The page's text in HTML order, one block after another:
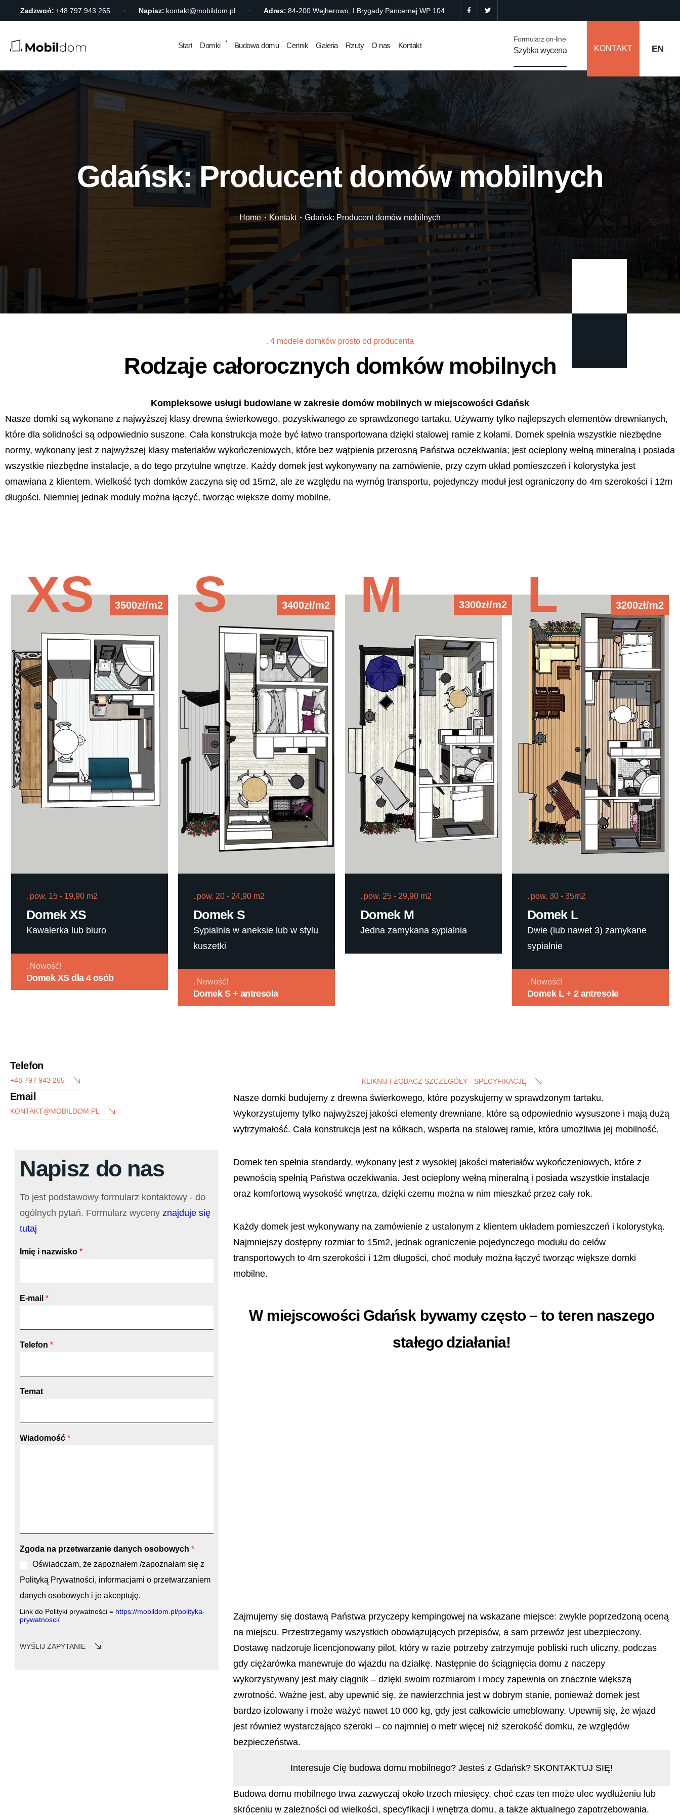
Zadzwoń: +48 797 943 265 Napisz: kontakt@mobildom.pl Adres: 84-200 Wejherowo, I Brygady Pancernej WP 104
Start Domki Budowa domu Cennik Galeria Rzuty O nas Kontakt
Formularz on-line
Szybka wycena KONTAKT
Gdańsk: Producent domów mobilnych
Home Kontakt Gdańsk: Producent domów mobilnych
4 modele domków prosto od producenta
Rodzaje całorocznych domków mobilnych
Kompleksowe usługi budowlane w zakresie domów mobilnych w miejscowości Gdańsk
Nasze domki są wykonane z najwyższej klasy drewna świerkowego, pozyskiwanego ze sprawdzonego tartaku. Używamy tylko najlepszych elementów drewnianych,
które dla solidności są odpowiednio suszone. Cała konstrukcja może być łatwo transportowana dzięki stalowej ramie z kołami. Domek spełnia wszystkie niezbędne
normy, wykonany jest z najwyższej klasy materiałów wykończeniowych, które bez wątpienia przerosną Państwa oczekiwania; jest ocieplony wełną mineralną i posiada
wszystkie niezbędne instalacje, a do tego przytulne wnętrze. Każdy domek jest wykonywany na zamówienie, przy czym układ pomieszczeń i kolorystyka jest
omawiana z klientem. Wielkość tych domków zaczyna się od 15m2, ale ze względu na wymóg transportu, pojedynczy moduł jest ograniczony do 4m szerokości i 12m
długości. Niemniej jednak moduły można łączyć, tworząc większe domy mobilne.
XS 3500zł/m2
pow. 15 - 19,90 m2
Domek XS
Kawalerka lub biuro
Nowość!
Domek XS dla 4 osób
S 3400zł/m2
pow. 20 - 24,90 m2
Domek S
Sypialnia w aneksie lub w stylu
kuszetki
Nowość!
Domek S + antresola
M 3300zł/m2
pow. 25 - 29,90 m2
Domek M
Jedna zamykana sypialnia
L 3200zł/m2
pow. 30 - 35m2
Domek L
Dwie (lub nawet 3) zamykane
sypialnie
Nowość!
Domek L + 2 antresole
Telefon
+48 797 943 265
Email
KONTAKT@MOBILDOM.PL
Napisz do nas
To jest podstawowy formularz kontaktowy - do
ogólnych pytań. Formularz wyceny znajduje się
tutaj
Imię i nazwisko *
E-mail *
Telefon *
Temat
Wiadomość *
Zgoda na przetwarzanie danych osobowych *
Oświadczam, że zapoznałem /zapoznałam się z
Polityką Prywatności, informacjami o przetwarzaniem
danych osobowych i je akceptuję.
Link do Polityki prywatności = https://mobildom.pl/polityka-
prywatnosci/
WYŚLIJ ZAPYTANIE
KLIKNIJ I ZOBACZ SZCZEGÓŁY - SPECYFIKACJĘ
Nasze domki budujemy z drewna świerkowego, które pozyskujemy w sprawdzonym tartaku.
Wykorzystujemy tylko najwyższej jakości elementy drewniane, które są odpowiednio wysuszone i mają dużą
wytrzymałość. Cała konstrukcja jest na kółkach, wsparta na stalowej ramie, która umożliwia jej mobilność.
Domek ten spełnia standardy, wykonany jest z wysokiej jakości materiałów wykończeniowych, które z
pewnością spełnią Państwa oczekiwania. Jest ocieplony wełną mineralną i posiada wszystkie instalacje
oraz komfortową wysokość wnętrza, dzięki czemu można w nim mieszkać przez cały rok.
Każdy domek jest wykonywany na zamówienie z ustalonym z klientem układem pomieszczeń i kolorystyką.
Najmniejszy dostępny rozmiar to 15m2, jednak ograniczenie pojedynczego modułu do celów
transportowych to 4m szerokości i 12m długości, choć moduły można łączyć tworząc większe domki
mobilne.
W miejscowości Gdańsk bywamy często – to teren naszego
stałego działania!
Zajmujemy się dostawą Państwa przyczepy kempingowej na wskazane miejsce: zwykle poprzedzoną oceną
na miejscu. Przestrzegamy wszystkich obowiązujących przepisów, a sam przewóz jest ubezpieczony.
Dostawę nadzoruje licencjonowany pilot, który w razie potrzeby zatrzymuje pobliski ruch uliczny, podczas
gdy ciężarówka manewruje do wjazdu na działkę. Następnie do ściągnięcia domu z naczepy
wykorzystywany jest mały ciągnik – dzięki swoim rozmiarom i mocy zapewnia on znacznie większą
zwrotność. Ważne jest, aby upewnić się, że nawierzchnia jest w dobrym stanie, ponieważ domek jest
bardzo izolowany i może ważyć nawet 10 000 kg, gdy jest całkowicie umeblowany. Upewnij się, że wjazd
jest również wystarczająco szeroki – co najmniej o metr więcej niż szerokość domku, ze względów
bezpieczeństwa.
Interesuje Cię budowa domu mobilnego? Jesteś z Gdańsk? SKONTAKTUJ SIĘ!
Budowa domu mobilnego trwa zazwyczaj około trzech miesięcy, choć czas ten może ulec wydłużeniu lub
skróceniu w zależności od wielkości, specyfikacji i wnętrza domu, a także aktualnego zapotrzebowania.